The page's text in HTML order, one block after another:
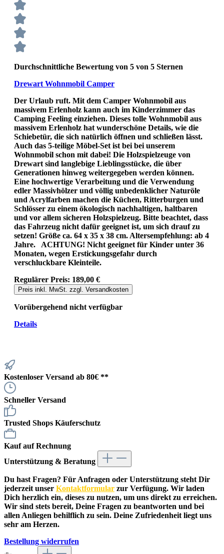
Durchschnittliche Bewertung von 5 von 5 Sternen
Drewart Wohnmobil Camper
Der Urlaub ruft. Mit dem Camper Wohnmobil aus
massivem Erlenholz kann auch im Kinderzimmer das
Camping Feeling einziehen. Dieses tolle Wohnmobil aus
massivem Erlenholz hat wunderschöne Details, wie die
Schiebetür, die sich natürlich öffnen und schließen lässt.
Auch das 5-teilige Möbel-Set ist bei bei unserem
Wohnmobil schon mit dabei! Die Holzspielzeuge von
Drewart sind langlebige Lieblingsstücke, die über
Generationen hinweg weitergegeben werden können.
Eine hochwertige Verarbeitung und die Verwendung
edler Massivhölzer und völlig unbedenklicher Naturöle
und Acrylfarben machen die Küchen, Ritterburgen und
Schlösser zu einem ökologisch nachhaltigen, haltbaren
und vor allem sicheren Holzspielzeug. Bitte beachtet, dass
das Fahrzeug nicht dafür geeignet ist, um sich drauf zu
setzen! Größe ca. 64 x 35 x 38 cm. Altersempfehlung: ab 4
Jahre. ACHTUNG! Nicht geeignet für Kinder unter 36
Monaten, wegen Erstickungsgefahr durch
verschluckbare Kleinteile.
Regulärer Preis: 189,00 €
Preis inkl. MwSt. zzgl. Versandkosten
Vorübergehend nicht verfügbar
Details
Kostenloser Versand ab 80€ **
Schneller Versand
Trusted Shops Käuferschutz
Kauf auf Rechnung
Unterstützung & Beratung
Du hast Fragen? Für Anfragen oder Unterstützung steht Dir
jederzeit unser Kontaktformular zur Verfügung. Wir laden
Dich herzlich ein, dieses zu nutzen, um uns direkt zu erreichen.
Wir sind stets bereit, Deine Fragen zu beantworten und bei
allen Anliegen behilflich zu sein. Deine Zufriedenheit liegt uns
sehr am Herzen.
Bestellung widerrufen